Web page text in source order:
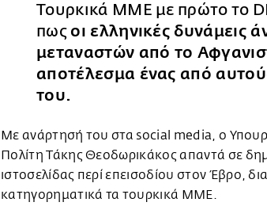
Τουρκικά ΜΜΕ με πρώτο το
πως οι ελληνικές δυνάμεις
μεταναστών από το
αποτέλεσμα ένας από
του.
Με ανάρτησή του στα social media, o
Πολίτη Τάκης Θεοδωρικάκος απαντά σε
ιστοσελίδας περί επεισοδίου στον Έβρο,
κατηγορηματικά τα τουρκικά ΜΜΕ.